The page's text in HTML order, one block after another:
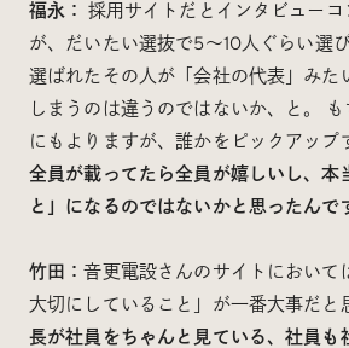
福永： 採用サイトだとインタビュー
が、だいたい選抜で5〜10人ぐらい選
選ばれたその人が「会社の代表」みた
しまうのは違うのではないか、と。
にもよりますが、誰かをピックアップ
全員が載ってたら全員が嬉しいし、本
と」になるのではないかと思ったんで
竹田：音更電設さんのサイトにおいて
大切にしていること」が一番大事だと
長が社員をちゃんと見ている、社員も